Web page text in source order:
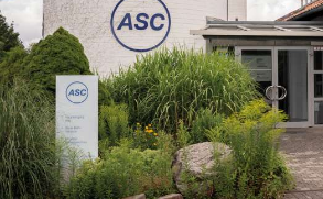
Hier geht es zum